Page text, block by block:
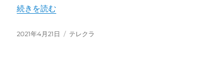
“スマホでテレセを楽しもう” の
続きを読む
投
2021年4月21日
カ
テレクラ